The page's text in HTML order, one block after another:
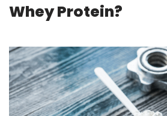
Whey Protein?